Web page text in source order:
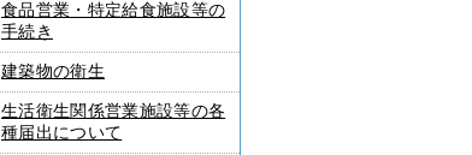
食品営業・特定給食施設等の
手続き
建築物の衛生
生活衛生関係営業施設等の各
種届出について